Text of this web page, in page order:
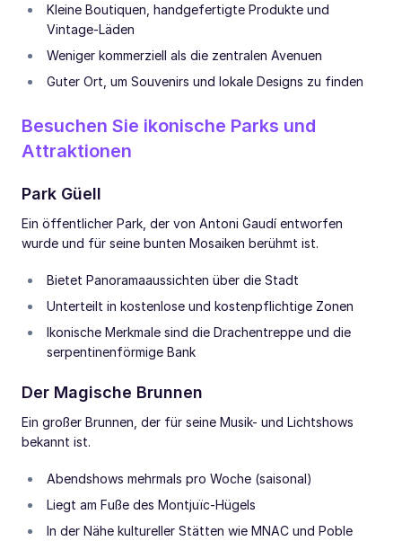
Kleine Boutiquen, handgefertigte Produkte und
Vintage-Läden
Weniger kommerziell als die zentralen Avenuen
Guter Ort, um Souvenirs und lokale Designs zu finden
Besuchen Sie ikonische Parks und
Attraktionen
Park Güell
Ein öffentlicher Park, der von Antoni Gaudí entworfen
wurde und für seine bunten Mosaiken berühmt ist.
Bietet Panoramaaussichten über die Stadt
Unterteilt in kostenlose und kostenpflichtige Zonen
Ikonische Merkmale sind die Drachentreppe und die
serpentinenförmige Bank
Der Magische Brunnen
Ein großer Brunnen, der für seine Musik- und Lichtshows
bekannt ist.
Abendshows mehrmals pro Woche (saisonal)
Liegt am Fuße des Montjuïc-Hügels
In der Nähe kultureller Stätten wie MNAC und Poble